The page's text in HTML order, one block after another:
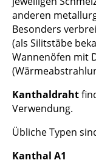
anderen
Besonders
(als Silitstäbe
Wannenöfen mit
Kanthaldraht
Verwendung.
Übliche Typen
Kanthal A1